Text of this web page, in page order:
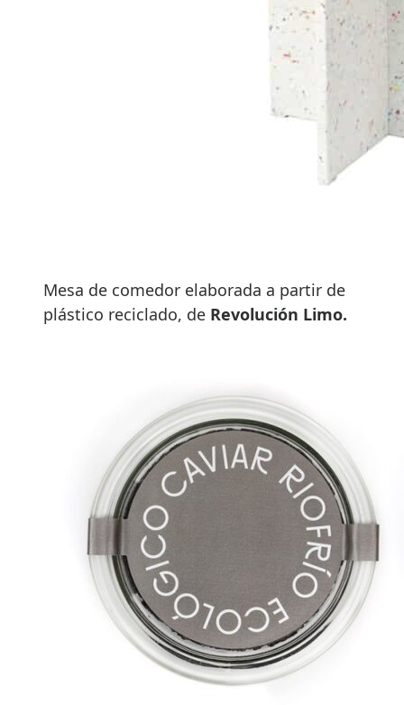
Mesa de comedor elaborada a partir de
plástico reciclado, de Revolución Limo.